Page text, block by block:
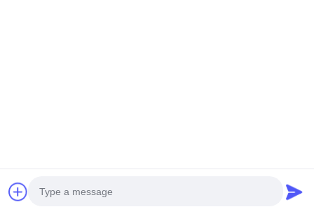
Hydraulique
Discuter Maintenant